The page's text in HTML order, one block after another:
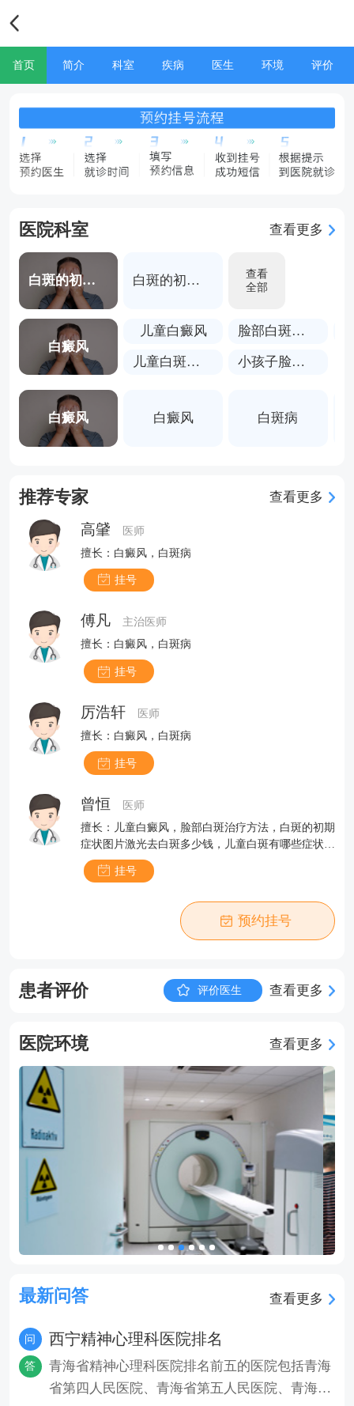
首页 简介 科室 疾病 医生 环境 评价
医院科室 查看更多
白斑的初期症状图片激光去白斑多少钱 白斑的初期症状图片激光去白斑多少钱
查看
全部
白癜风
儿童白癜风 脸部白斑治疗方法
儿童白斑有哪些症状 小孩子脸上白斑
白癜风 白癜风 白斑病
推荐专家 查看更多
高肈
医师
擅长：白癜风，白斑病
挂号
傅凡
主治医师
擅长：白癜风，白斑病
挂号
厉浩轩
医师
擅长：白癜风，白斑病
挂号
曾恒
医师
擅长：儿童白癜风，脸部白斑治疗方法，白斑的初期
症状图片激光去白斑多少钱，儿童白斑有哪些症状，
小孩子脸上白斑
挂号
预约挂号
患者评价 评价医生 查看更多
医院环境 查看更多
最新问答 查看更多
问 西宁精神心理科医院排名
答
青海省精神心理科医院排名前五的医院包括青海
省第四人民医院、青海省第五人民医院、青海省